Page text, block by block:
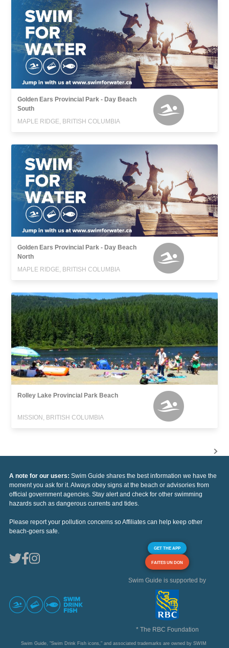
Golden Ears Provincial Park - Day Beach
South
MAPLE RIDGE, BRITISH COLUMBIA
Golden Ears Provincial Park - Day Beach
North
MAPLE RIDGE, BRITISH COLUMBIA
Rolley Lake Provincial Park Beach
MISSION, BRITISH COLUMBIA
A note for our users: Swim Guide shares the best information we have the
moment you ask for it. Always obey signs at the beach or advisories from
official government agencies. Stay alert and check for other swimming
hazards such as dangerous currents and tides.
Please report your pollution concerns so Affiliates can help keep other
beach-goers safe.
GET THE APP
FAITES UN DON
Swim Guide is supported by
* The RBC Foundation
Swim Guide, "Swim Drink Fish icons," and associated trademarks are owned by SWIM